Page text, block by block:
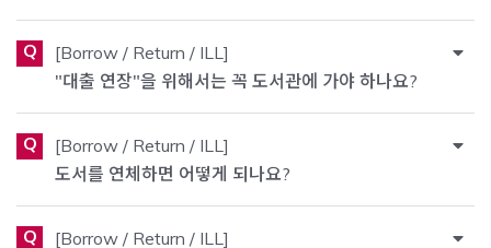
Q
[Borrow / Return / ILL]
"대출 연장"을 위해서는 꼭 도서관에 가야 하나요?
Q
[Borrow / Return / ILL]
도서를 연체하면 어떻게 되나요?
Q
[Borrow / Return / ILL]